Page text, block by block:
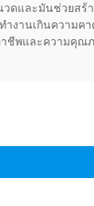
ดและมันช่วยสร้
ำงานเกินความค
ชีพและความคุณ